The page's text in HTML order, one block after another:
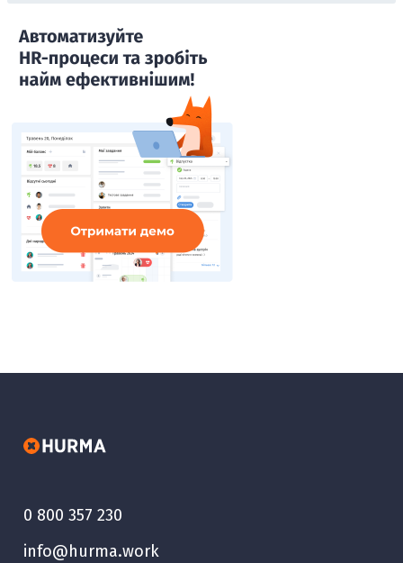
0 800 357 230
info@hurma.work